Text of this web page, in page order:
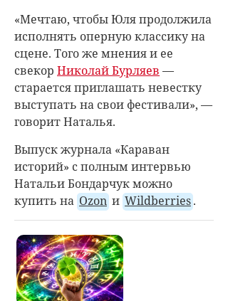
«Мечтаю, чтобы Юля продолжила
исполнять оперную классику на
сцене. Того же мнения и ее
свекор Николай Бурляев —
старается приглашать невестку
выступать на свои фестивали», —
говорит Наталья.
Выпуск журнала «Караван
историй» с полным интервью
Натальи Бондарчук можно
купить на Ozon и Wildberries.